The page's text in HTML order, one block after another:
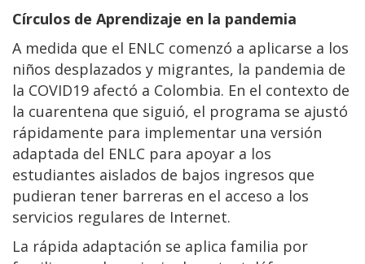
Círculos de Aprendizaje en la pandemia
A medida que el ENLC comenzó a aplicarse a los
niños desplazados y migrantes, la pandemia de
la COVID19 afectó a Colombia. En el contexto de
la cuarentena que siguió, el programa se ajustó
rápidamente para implementar una versión
adaptada del ENLC para apoyar a los
estudiantes aislados de bajos ingresos que
pudieran tener barreras en el acceso a los
servicios regulares de Internet.
La rápida adaptación se aplica familia por